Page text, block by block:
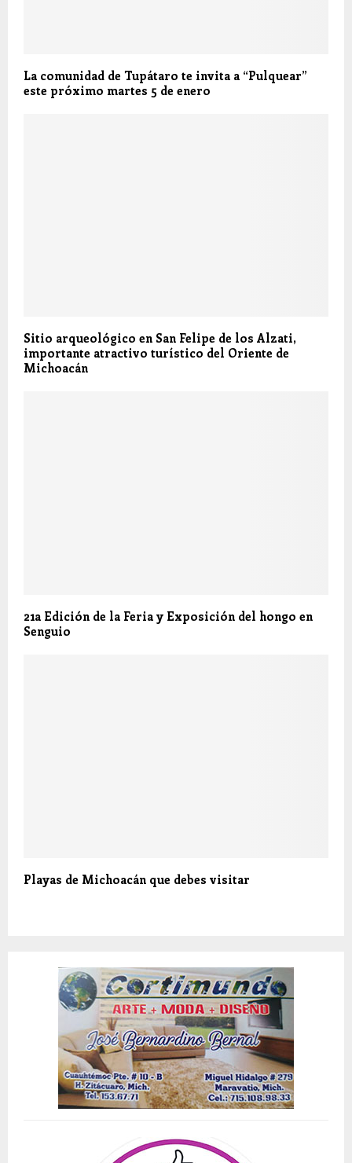
La comunidad de Tupátaro te invita a “Pulquear”
este próximo martes 5 de enero
Sitio arqueológico en San Felipe de los Alzati,
importante atractivo turístico del Oriente de
Michoacán
21a Edición de la Feria y Exposición del hongo en
Senguio
Playas de Michoacán que debes visitar